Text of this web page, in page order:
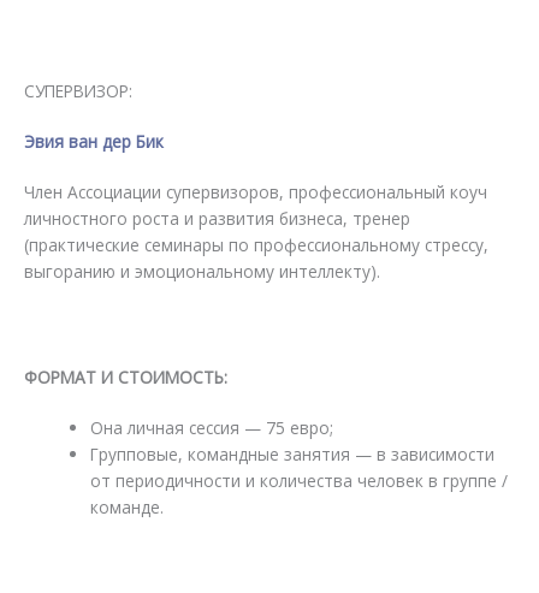
СУПЕРВИЗОР:
Эвия ван дер Бик
Член Ассоциации супервизоров, профессиональный коуч
личностного роста и развития бизнеса, тренер
(практические семинары по профессиональному стрессу,
выгоранию и эмоциональному интеллекту).
ФОРМАТ И СТОИМОСТЬ:
Она личная сессия — 75 евро;
Групповые, командные занятия — в зависимости
от периодичности и количества человек в группе /
команде.